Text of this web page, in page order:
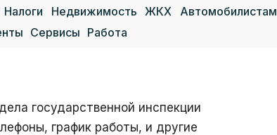
Налоги Недвижимость ЖКХ Автомобилистам
Сервисы Работа
государственной инспекции
график работы, и другие